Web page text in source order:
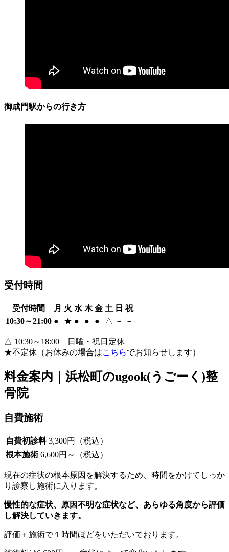
御成門駅からの行き方
受付時間
受付時間 月 火 水 木 金 土 日 祝
10:30～21:00 ● ★ ● ● ● △ － －
△ 10:30～18:00 日曜・祝日定休
★不定休（お休みの場合はこちらでお知らせします）
料金案内｜浜松町のugook(うごーく)整
骨院
自費施術
自費初診料 3,300円（税込）
根本施術 6,600円～（税込）
現在の症状の根本原因を解決するため、時間をかけてしっか
り診察し施術に入ります。
慢性的な症状、原因不明な症状など、あらゆる角度から評価
し解決していきます。
評価＋施術で１時間ほどをいただいております。